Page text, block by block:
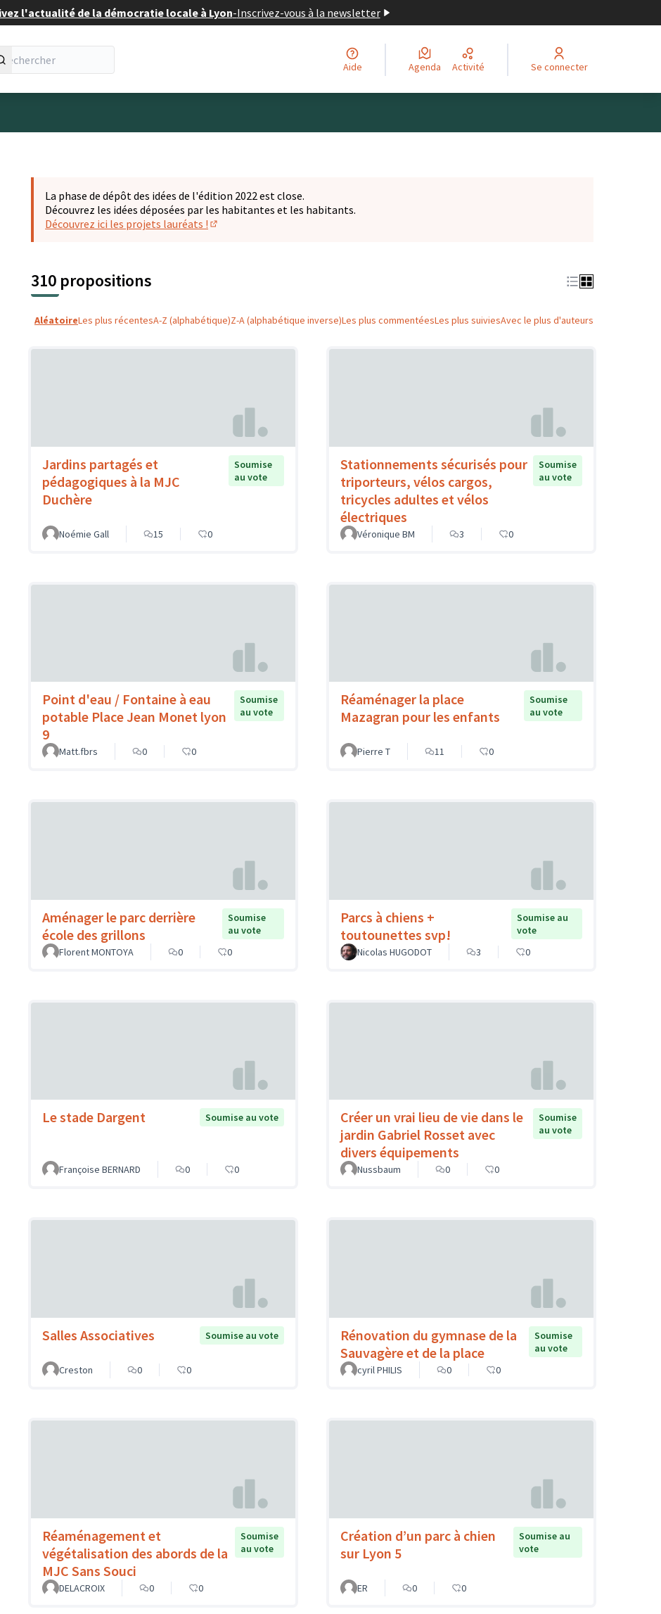
l'actualité de la démocratie locale à Lyon-Inscrivez-vous à la newsletter
Aide Agenda Activité Se connecter
La phase de dépôt des idées de l'édition 2022 est close.
Découvrez les idées déposées par les habitantes et les habitants.
Découvrez ici les projets lauréats !
310 propositions
AléatoireLes plus récentesA-Z (alphabétique)Z-A (alphabétique inverse)Les plus commentéesLes plus suiviesAvec le plus d'auteurs
Jardins partagés et
pédagogiques à la MJC
Duchère
Soumise
au vote
Noémie Gall 15 0
Stationnements sécurisés pour
triporteurs, vélos cargos,
tricycles adultes et vélos
électriques
Soumise
au vote
Véronique BM 3 0
Point d'eau / Fontaine à eau
potable Place Jean Monet lyon
9
Soumise
au vote
Matt.fbrs 0 0
Réaménager la place
Mazagran pour les enfants
Soumise
au vote
Pierre T 11 0
Aménager le parc derrière
école des grillons
Soumise
au vote
Florent MONTOYA
0 0
Parcs à chiens +
toutounettes svp!
Soumise au
vote
Nicolas HUGODOT
3 0
Le stade Dargent Soumise au vote
Françoise BERNARD 0 0
Créer un vrai lieu de vie dans le
jardin Gabriel Rosset avec
divers équipements
Soumise
au vote
Nussbaum 0 0
Salles Associatives Soumise au vote
Creston 0 0
Rénovation du gymnase de la
Sauvagère et de la place
Soumise
au vote
cyril PHILIS
0 0
Réaménagement et
végétalisation des abords de la
MJC Sans Souci
Soumise
au vote
DELACROIX 0 0
Création d’un parc à chien
sur Lyon 5
Soumise au
vote
ER 0 0